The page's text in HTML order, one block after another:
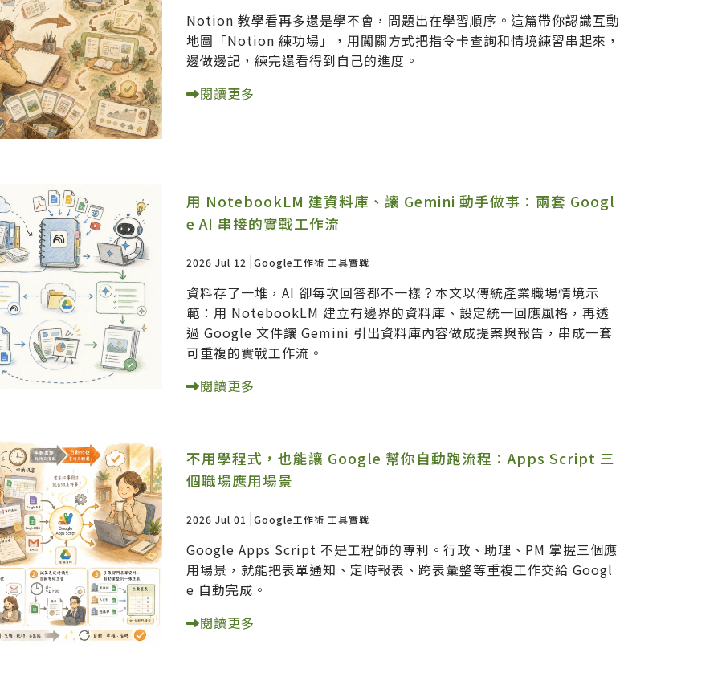
Notion 教學看再多還是學不會，問題出在學習順序。這篇帶你認識互動
地圖「Notion 練功場」，用闖關方式把指令卡查詢和情境練習串起來，
邊做邊記，練完還看得到自己的進度。
閱讀更多
用 NotebookLM 建資料庫、讓 Gemini 動手做事：兩套 Googl
e AI 串接的實戰工作流
2026 Jul 12 Google工作術 工具實戰
資料存了一堆，AI 卻每次回答都不一樣？本文以傳統產業職場情境示
範：用 NotebookLM 建立有邊界的資料庫、設定統一回應風格，再透
過 Google 文件讓 Gemini 引出資料庫內容做成提案與報告，串成一套
可重複的實戰工作流。
閱讀更多
不用學程式，也能讓 Google 幫你自動跑流程：Apps Script 三
個職場應用場景
2026 Jul 01 Google工作術 工具實戰
Google Apps Script 不是工程師的專利。行政、助理、PM 掌握三個應
用場景，就能把表單通知、定時報表、跨表彙整等重複工作交給 Googl
e 自動完成。
閱讀更多